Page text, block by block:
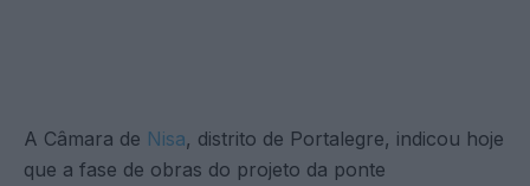
A Câmara de Nisa, distrito de Portalegre, indicou hoje
que a fase de obras do projeto da ponte